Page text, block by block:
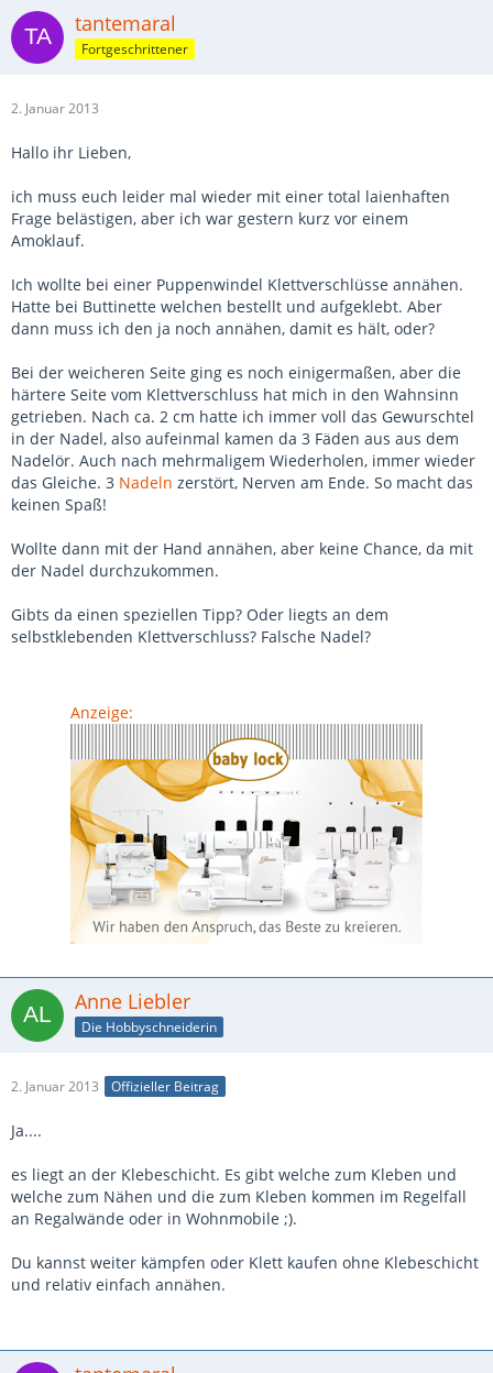
tantemaral
Fortgeschrittener
2. Januar 2013
Hallo ihr Lieben,
ich muss euch leider mal wieder mit einer total laienhaften
Frage belästigen, aber ich war gestern kurz vor einem
Amoklauf.
Ich wollte bei einer Puppenwindel Klettverschlüsse annähen.
Hatte bei Buttinette welchen bestellt und aufgeklebt. Aber
dann muss ich den ja noch annähen, damit es hält, oder?
Bei der weicheren Seite ging es noch einigermaßen, aber die
härtere Seite vom Klettverschluss hat mich in den Wahnsinn
getrieben. Nach ca. 2 cm hatte ich immer voll das Gewurschtel
in der Nadel, also aufeinmal kamen da 3 Fäden aus aus dem
Nadelör. Auch nach mehrmaligem Wiederholen, immer wieder
das Gleiche. 3 Nadeln zerstört, Nerven am Ende. So macht das
keinen Spaß!
Wollte dann mit der Hand annähen, aber keine Chance, da mit
der Nadel durchzukommen.
Gibts da einen speziellen Tipp? Oder liegts an dem
selbstklebenden Klettverschluss? Falsche Nadel?
Anzeige:
Anne Liebler
Die Hobbyschneiderin
2. Januar 2013 Offizieller Beitrag
Ja....
es liegt an der Klebeschicht. Es gibt welche zum Kleben und
welche zum Nähen und die zum Kleben kommen im Regelfall
an Regalwände oder in Wohnmobile ;).
Du kannst weiter kämpfen oder Klett kaufen ohne Klebeschicht
und relativ einfach annähen.